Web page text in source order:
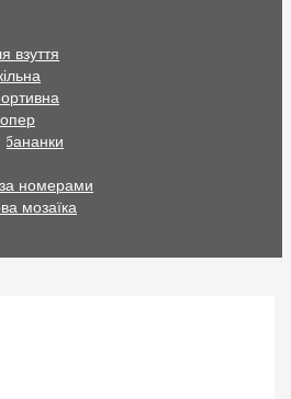
взуття
бананки
номерами
мозаїка